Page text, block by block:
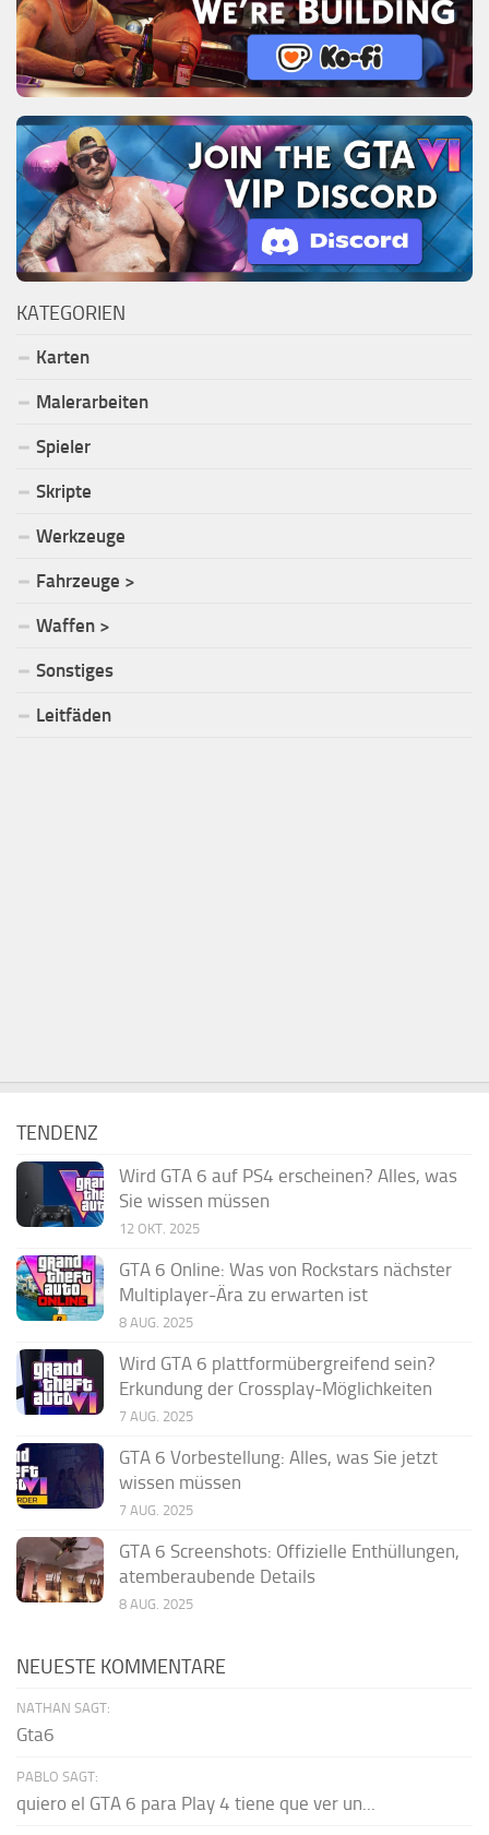
KATEGORIEN
Karten
Malerarbeiten
Spieler
Skripte
Werkzeuge
Fahrzeuge >
Waffen >
Sonstiges
Leitfäden
TENDENZ
Wird GTA 6 auf PS4 erscheinen? Alles, was
Sie wissen müssen
12 OKT. 2025
GTA 6 Online: Was von Rockstars nächster
Multiplayer-Ära zu erwarten ist
8 AUG. 2025
Wird GTA 6 plattformübergreifend sein?
Erkundung der Crossplay-Möglichkeiten
7 AUG. 2025
GTA 6 Vorbestellung: Alles, was Sie jetzt
wissen müssen
7 AUG. 2025
GTA 6 Screenshots: Offizielle Enthüllungen,
atemberaubende Details
8 AUG. 2025
NEUESTE KOMMENTARE
NATHAN SAGT:
Gta6
PABLO SAGT:
quiero el GTA 6 para Play 4 tiene que ver un...